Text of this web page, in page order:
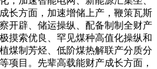
长方面，加速增储上产，鞭策瓦斯
开辟、储运操纵、配备制制全财产
摸索优良、罕见煤种高值化操纵和
煤制芳烃、低阶煤热解联产分质分
项目。先辈高载能财产成长方面，